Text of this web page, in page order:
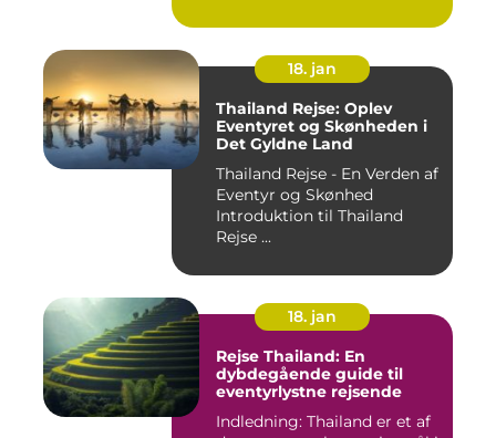
18. jan
Thailand Rejse: Oplev
Eventyret og Skønheden i
Det Gyldne Land
Thailand Rejse - En Verden af
Eventyr og Skønhed
Introduktion til Thailand
Rejse ...
18. jan
Rejse Thailand: En
dybdegående guide til
eventyrlystne rejsende
Indledning: Thailand er et af